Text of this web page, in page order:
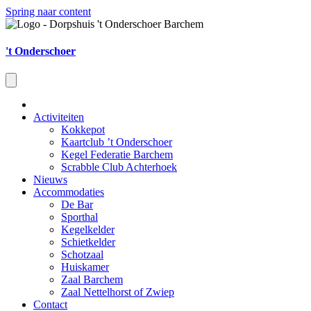
Spring naar content
't Onderschoer
Activiteiten
Kokkepot
Kaartclub ’t Onderschoer
Kegel Federatie Barchem
Scrabble Club Achterhoek
Nieuws
Accommodaties
De Bar
Sporthal
Kegelkelder
Schietkelder
Schotzaal
Huiskamer
Zaal Barchem
Zaal Nettelhorst of Zwiep
Contact